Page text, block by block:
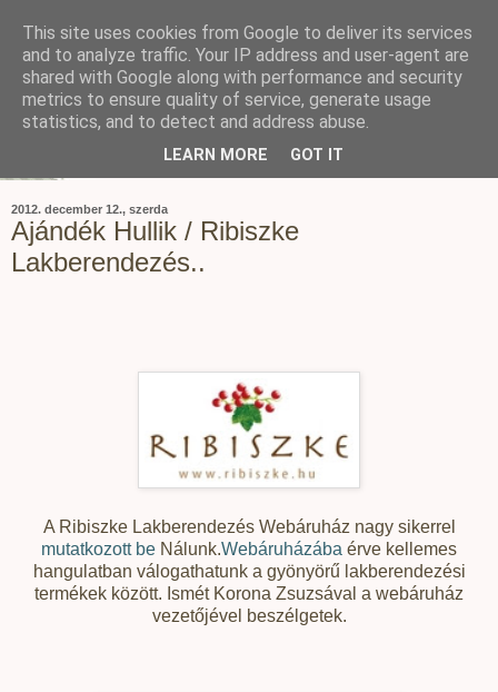
2012. december 12., szerda
Ajándék Hullik / Ribiszke
Lakberendezés..
A Ribiszke Lakberendezés Webáruház nagy sikerrel
mutatkozott be Nálunk.Webáruházába érve kellemes
hangulatban válogathatunk a gyönyörű lakberendezési
termékek között. Ismét Korona Zsuzsával a webáruház
vezetőjével beszélgetek.
This site uses cookies from Google to deliver its services
and to analyze traffic. Your IP address and user-agent are
shared with Google along with performance and security
metrics to ensure quality of service, generate usage
statistics, and to detect and address abuse.
LEARN MORE GOT IT